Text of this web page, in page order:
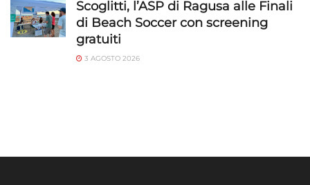
Scoglitti, l’ASP di Ragusa alle Finali
di Beach Soccer con screening
gratuiti
3 AGOSTO 2026